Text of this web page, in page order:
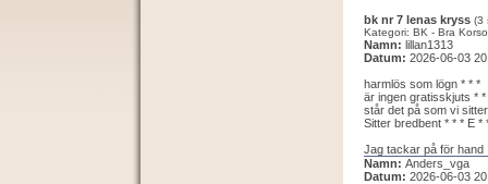
bk nr 7 lenas kryss (3
Kategori: BK - Bra
Namn: lillan1313
Datum: 2026-06-03
harmlös som lögn * * *
är ingen gratisskjuts * *
står det på som vi
Sitter bredbent * * * E *
Jag tackar på för hand
Namn: Anders_vga
Datum: 2026-06-03